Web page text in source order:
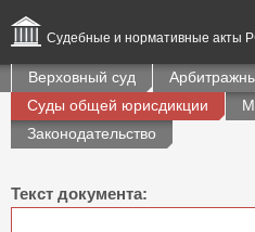
Судебные и нормативные акты
Верховный суд
Суды общей юрисдикции
Законодательство
Текст документа: